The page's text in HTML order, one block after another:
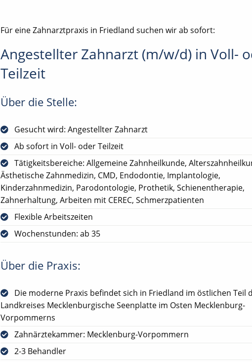
Für eine Zahnarztpraxis in Friedland suchen wir ab sofort:
Angestellter Zahnarzt (m/w/d) in Voll-
Teilzeit
Über die Stelle:
Gesucht wird: Angestellter Zahnarzt
Ab sofort in Voll- oder Teilzeit
Tätigkeitsbereiche: Allgemeine Zahnheilkunde,
Ästhetische Zahnmedizin, CMD, Endodontie, Implantologie,
Kinderzahnmedizin, Parodontologie, Prothetik, Schienentherapie,
Zahnerhaltung, Arbeiten mit CEREC, Schmerzpatienten
Flexible Arbeitszeiten
Wochenstunden: ab 35
Über die Praxis:
Die moderne Praxis befindet sich in Friedland im östlichen Teil
Landkreises Mecklenburgische Seenplatte im Osten Mecklenburg-
Vorpommerns
Zahnärztekammer: Mecklenburg-Vorpommern
2-3 Behandler